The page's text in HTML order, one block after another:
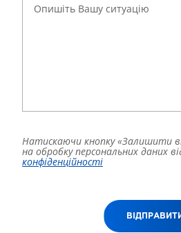
Натискаючи кнопку «Залишити
на обробку персональних даних
конфіденційності